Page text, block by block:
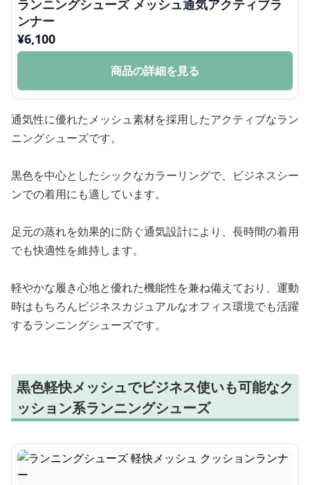
ランニングシューズ メッシュ通気アクティブラ
ンナー
¥6,100
商品の詳細を見る
通気性に優れたメッシュ素材を採用したアクティブなラン
ニングシューズです。
黒色を中心としたシックなカラーリングで、ビジネスシー
ンでの着用にも適しています。
足元の蒸れを効果的に防ぐ通気設計により、長時間の着用
でも快適性を維持します。
軽やかな履き心地と優れた機能性を兼ね備えており、運動
時はもちろんビジネスカジュアルなオフィス環境でも活躍
するランニングシューズです。
黒色軽快メッシュでビジネス使いも可能なク
ッション系ランニングシューズ